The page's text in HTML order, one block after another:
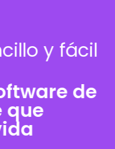
y fácil
de
que